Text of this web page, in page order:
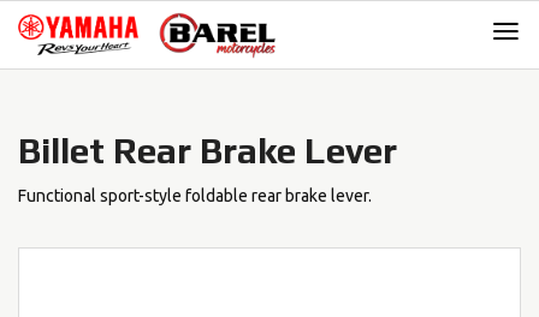
Skip
navigation
Skip
content
Billet Rear Brake Lever
Functional sport-style foldable rear brake lever.